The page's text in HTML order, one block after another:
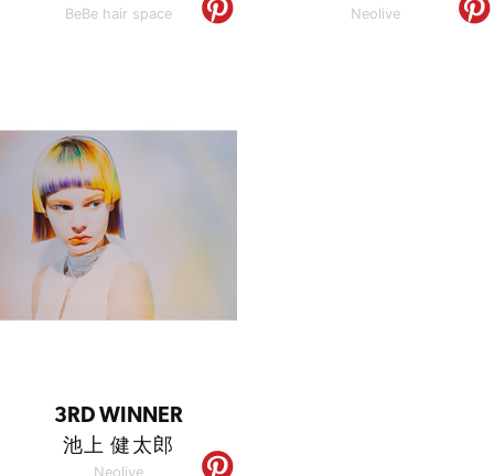
BeBe hair space Neolive
3RD WINNER
池上 健太郎
Neolive